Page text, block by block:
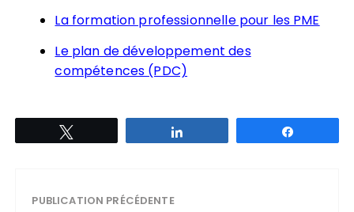
La formation professionnelle pour les PME
Le plan de développement des
compétences (PDC)
PUBLICATION PRÉCÉDENTE